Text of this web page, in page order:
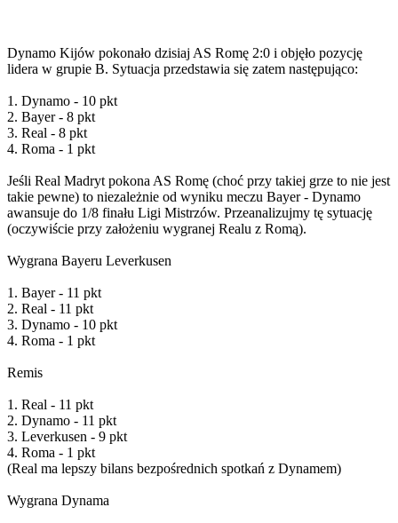
Dynamo Kijów pokonało dzisiaj AS Romę 2:0 i objęło pozycję
lidera w grupie B. Sytuacja przedstawia się zatem następująco:
1. Dynamo - 10 pkt
2. Bayer - 8 pkt
3. Real - 8 pkt
4. Roma - 1 pkt
Jeśli Real Madryt pokona AS Romę (choć przy takiej grze to nie jest
takie pewne) to niezależnie od wyniku meczu Bayer - Dynamo
awansuje do 1/8 finału Ligi Mistrzów. Przeanalizujmy tę sytuację
(oczywiście przy założeniu wygranej Realu z Romą).
Wygrana Bayeru Leverkusen
1. Bayer - 11 pkt
2. Real - 11 pkt
3. Dynamo - 10 pkt
4. Roma - 1 pkt
Remis
1. Real - 11 pkt
2. Dynamo - 11 pkt
3. Leverkusen - 9 pkt
4. Roma - 1 pkt
(Real ma lepszy bilans bezpośrednich spotkań z Dynamem)
Wygrana Dynama